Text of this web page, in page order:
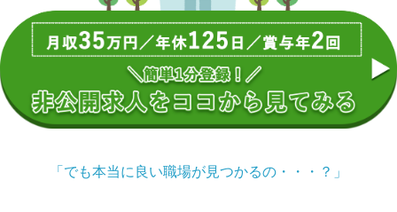
「でも本当に良い職場が見つかるの・・・？」